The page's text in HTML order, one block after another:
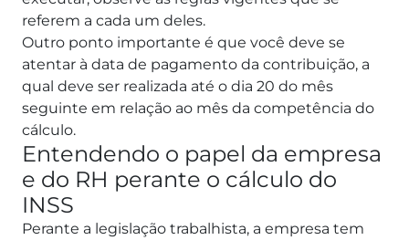
referem a cada um deles.
Outro ponto importante é que você deve se
atentar à data de pagamento da contribuição, a
qual deve ser realizada até o dia 20 do mês
seguinte em relação ao mês da competência do
cálculo.
Entendendo o papel da empresa
e do RH perante o cálculo do
INSS
Perante a legislação trabalhista, a empresa tem